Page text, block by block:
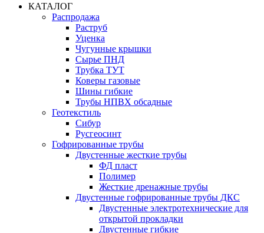
КАТАЛОГ
Распродажа
Раструб
Уценка
Чугунные крышки
Сырье ПНД
Трубка ТУТ
Коверы газовые
Шины гибкие
Трубы НПВХ обсадные
Геотекстиль
Сибур
Русгеосинт
Гофрированные трубы
Двустенные жесткие трубы
ФД пласт
Полимер
Жесткие дренажные трубы
Двустенные гофрированные трубы ДКС
Двустенные электротехнические для
открытой прокладки
Двустенные гибкие